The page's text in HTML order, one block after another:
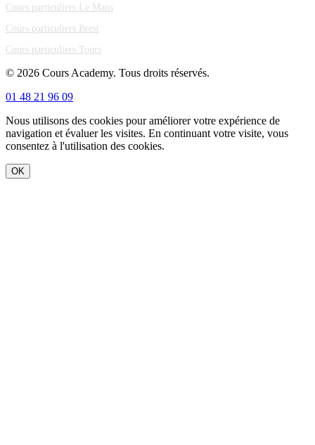
Cours particuliers Le Mans
Cours particuliers Brest
Cours particuliers Tours
© 2026 Cours Academy. Tous droits réservés.
01 48 21 96 09
Nous utilisons des cookies pour améliorer votre expérience de
navigation et évaluer les visites. En continuant votre visite, vous
consentez à l'utilisation des cookies.
OK